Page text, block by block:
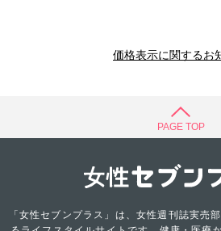
価格表示に関するお
PAGE TOP
「女性セブンプラス」は、女性週刊誌実売